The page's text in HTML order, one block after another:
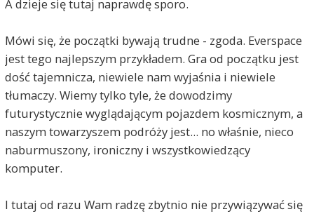
A dzieje się tutaj naprawdę sporo.
Mówi się, że początki bywają trudne - zgoda. Everspace
jest tego najlepszym przykładem. Gra od początku jest
dość tajemnicza, niewiele nam wyjaśnia i niewiele
tłumaczy. Wiemy tylko tyle, że dowodzimy
futurystycznie wyglądającym pojazdem kosmicznym, a
naszym towarzyszem podróży jest... no właśnie, nieco
naburmuszony, ironiczny i wszystkowiedzący
komputer.
I tutaj od razu Wam radzę zbytnio nie przywiązywać się